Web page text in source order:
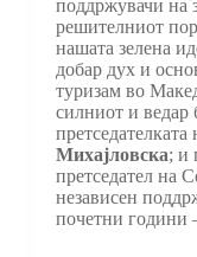
поддржувачи на
решителниот
нашата зелена
добар дух и
туризам во
силниот и ведар
Михајловска; и
претседател на
независен
почетни години